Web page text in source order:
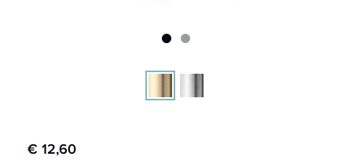
€ 12,60